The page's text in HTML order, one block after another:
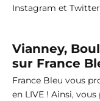
Instagram et
Vianney,
sur France
France Bleu vous
en LIVE ! Ainsi,